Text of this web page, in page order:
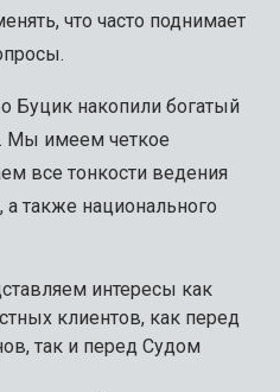
что часто поднимает
Буцик накопили богатый
Мы имеем четкое
все тонкости ведения
также национального
интересы как
клиентов, как перед
так и перед Судом